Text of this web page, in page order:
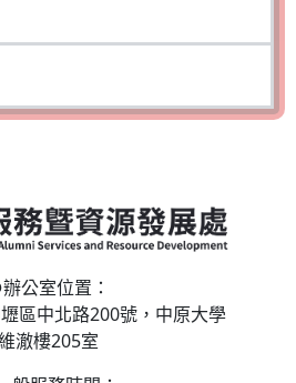
辦公室位置：
區中北路200號， 中原大學
澈樓205室